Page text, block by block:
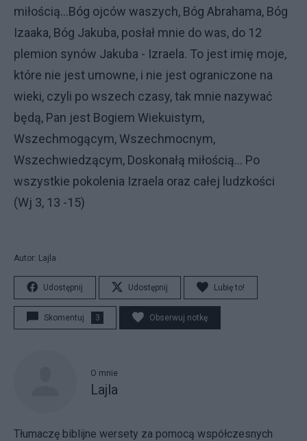
miłością...Bóg ojców waszych, Bóg Abrahama, Bóg
Izaaka, Bóg Jakuba, posłał mnie do was, do 12
plemion synów Jakuba - Izraela. To jest imię moje,
które nie jest umowne, i nie jest ograniczone na
wieki, czyli po wszech czasy, tak mnie nazywać
będą, Pan jest Bogiem Wiekuistym,
Wszechmogącym, Wszechmocnym,
Wszechwiedzącym, Doskonałą miłością... Po
wszystkie pokolenia Izraela oraz całej ludzkości
(Wj 3, 13 -15)
Autor: Lajla
Udostępnij Udostępnij Lubię to!
Skomentuj 3 Obserwuj notkę
O mnie
Lajla
Tłumaczę biblijne wersety za pomocą współczesnych